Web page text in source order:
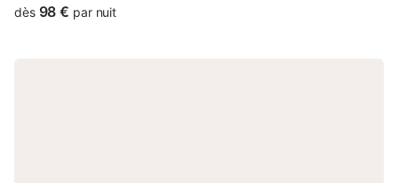
est équipé d’un lave vaisselle, lave linge, réfrigérateur et
dès 98 € par nuit